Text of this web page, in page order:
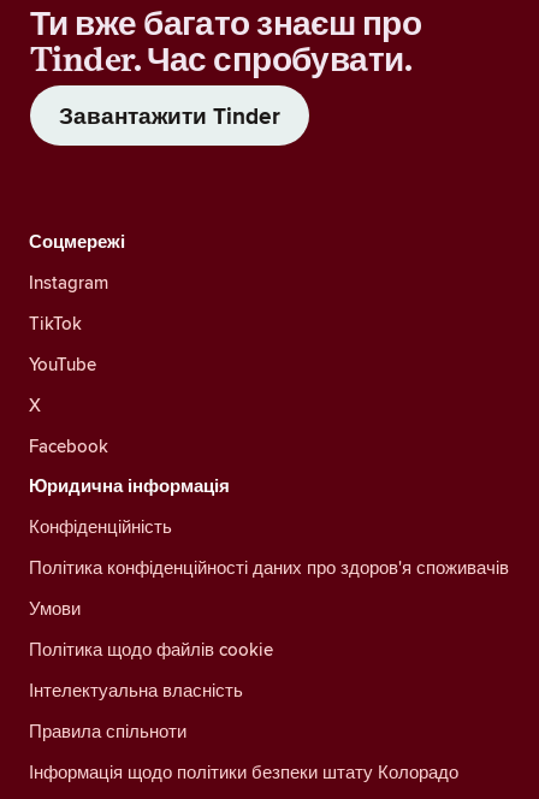
Ти вже багато знаєш про
Tinder. Час спробувати.
Завантажити Tinder
Соцмережі
Instagram
TikTok
YouTube
X
Facebook
Юридична інформація
Конфіденційність
Політика конфіденційності даних про здоров'я споживачів
Умови
Політика щодо файлів cookie
Інтелектуальна власність
Правила спільноти
Інформація щодо політики безпеки штату Колорадо